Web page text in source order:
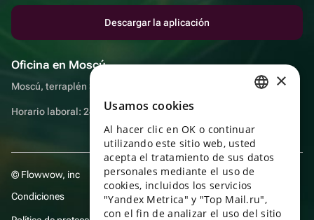
Descargar la aplicación
Oficina en Moscú
Moscú, terraplén Sadovnicheskaya, 9, sala 2/3
Horario laboral: 24 horas
© Flowwow, inc
Condiciones
ENGLISH
UKRAINIAN
PORTUGUESE
SPANISH
×
Usamos cookies
Al hacer clic en OK o continuar
utilizando este sitio web, usted
acepta el tratamiento de sus datos
personales mediante el uso de
cookies, incluidos los servicios
"Yandex Metrica" y "Top Mail.ru",
con el fin de analizar el uso del sitio